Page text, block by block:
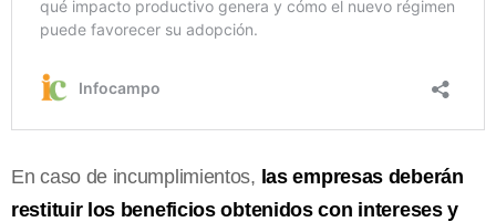
En caso de incumplimientos, las empresas deberán
restituir los beneficios obtenidos con intereses y